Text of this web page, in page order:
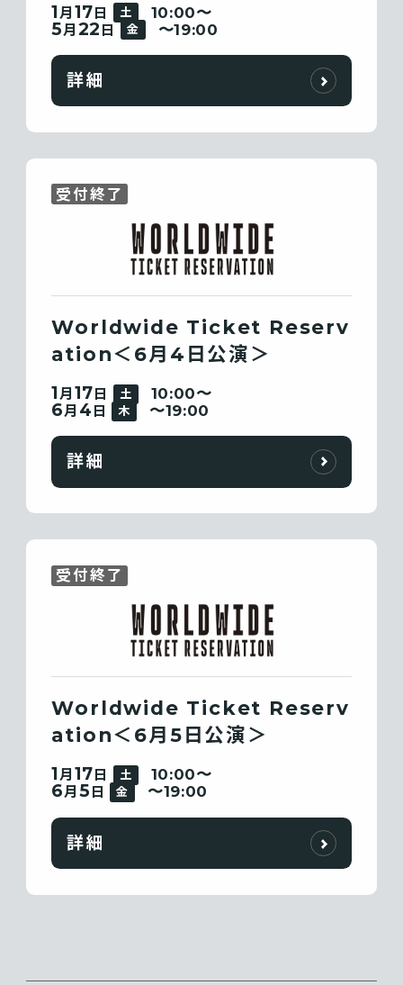
1月 17日 土 10:00〜
5月 22 日 金 〜19:00
詳細
受付終了
Worldwide Ticket Reserv
ation＜6月4日公演＞
1月 17日 土 10:00〜
6月 4 日 木 〜19:00
詳細
受付終了
Worldwide Ticket Reserv
ation＜6月5日公演＞
1月 17 日 土 10:00〜
6月 5 日 金 〜19:00
詳細